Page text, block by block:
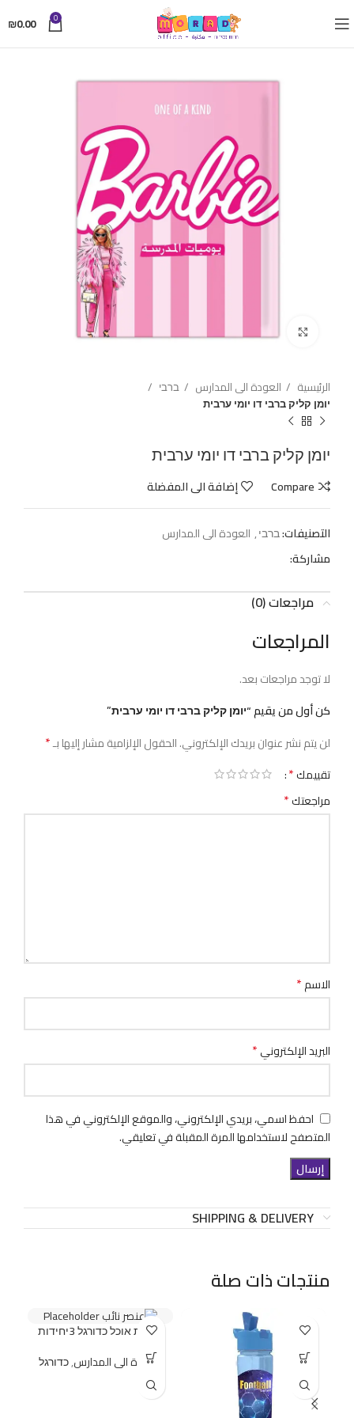
0
₪0.00
الرئيسية العودة الى المدارس
ברבי
יומן קליק ברבי דו יומי ערבית
יומן קליק ברבי דו יומי ערבית
Compare إضافة الى المفضلة
التصنيفات:ברבי, العودة الى المدارس
مشاركة:
مراجعات (0)
المراجعات
لا توجد مراجعات بعد.
كن أول من يقيم “יומן קליק ברבי דו יומי ערבית”
لن يتم نشر عنوان بريدك الإلكتروني.الحقول الإلزامية مشار إليها بـ*
تقييمك*
مراجعتك*
الاسم*
البريد الإلكتروني*
احفظ اسمي، بريدي الإلكتروني، والموقع الإلكتروني في هذا
المتصفح لاستخدامها المرة المقبلة في تعليقي.
SHIPPING & DELIVERY
منتجات ذات صلة
מפיות אוכל כדורגל 3יחידות
العودة الى المدارس,כדורגל